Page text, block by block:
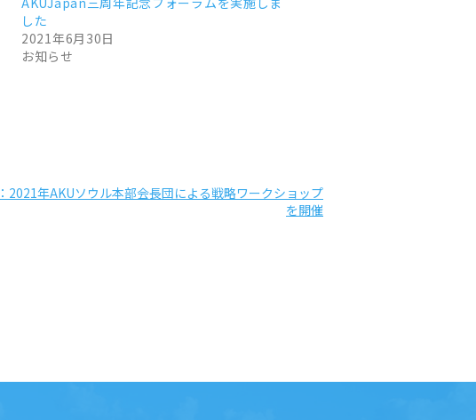
した
2021年6月30日
お知らせ
2021年AKUソウル本部会長団による戦略ワークショップ
を開催